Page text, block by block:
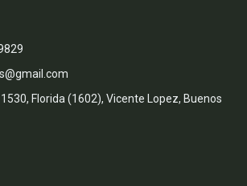
Florida (1602), Vicente Lopez, Buenos